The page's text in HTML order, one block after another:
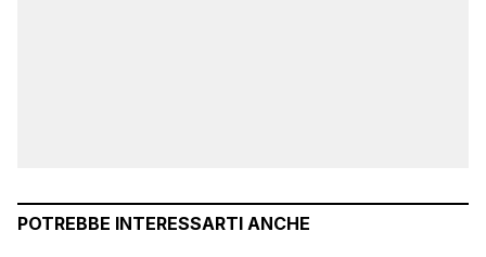
POTREBBE INTERESSARTI ANCHE